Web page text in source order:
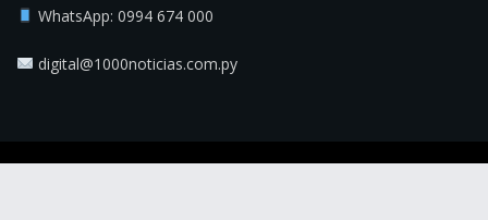
WhatsApp: 0994 674 000
digital@1000noticias.com.py